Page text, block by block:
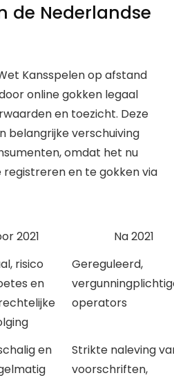
de Nederlandse
Kansspelen op afstand
online gokken legaal
en toezicht. Deze
belangrijke verschuiving
omdat het nu
registreren en te gokken via
2021
Na 2021
risico
en
Gereguleerd,
operators
en
Strikte naleving
voorschriften,